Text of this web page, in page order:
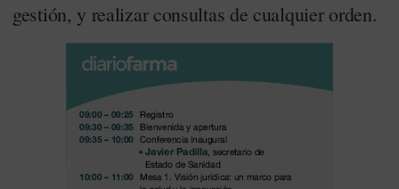
gestión, y realizar consultas de cualquier orden.